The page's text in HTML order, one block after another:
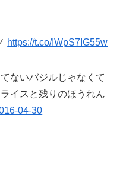
https://t.co/IWpS7IG55w
ないバジルじゃなくて
イスと残りのほうれん
04-30